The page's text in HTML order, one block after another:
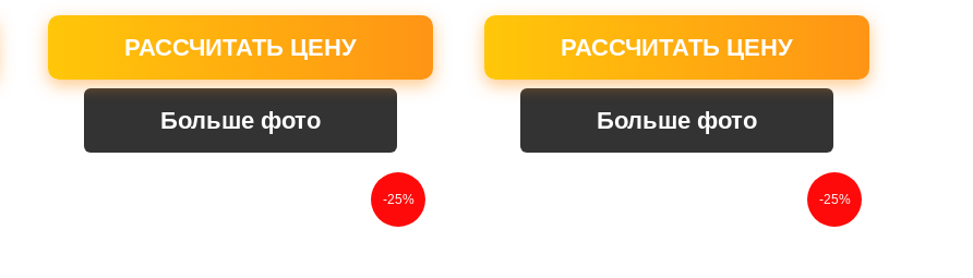
РАССЧИТАТЬ ЦЕНУ
Больше фото
РАССЧИТАТЬ ЦЕНУ
Больше фото
-25% -25%